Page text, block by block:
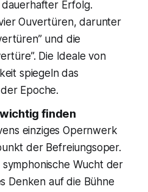
Erfolg.
Ouvertüren, darunter
und die
Die Ideale von
spiegeln das
Epoche.
finden
einziges Opernwerk
der Befreiungsoper.
Wucht der
Denken auf die Bühne